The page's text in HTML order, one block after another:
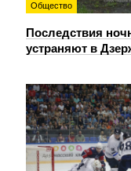
Общество
Последствия
устраняют в